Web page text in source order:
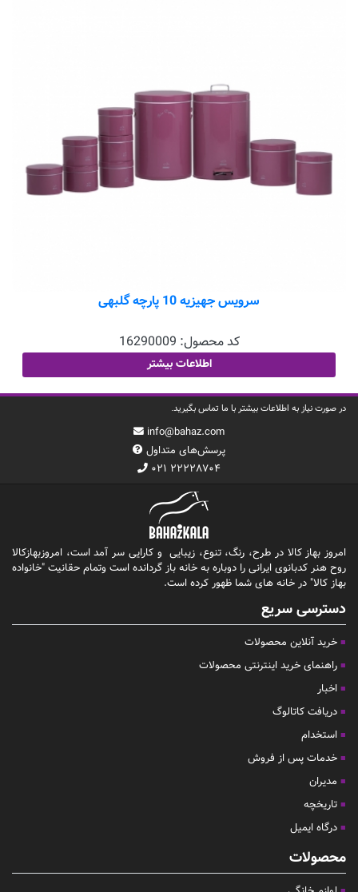
سرویس جهیزیه 10 پارچه گلبهی
کد محصول: 16290009
اطلاعات بیشتر
در صورت نیاز به اطلاعات بیشتر با ما تماس بگیرید.
info@bahaz.com
پرسش‌های متداول
۰۲۱ ۲۲۲۲۸۷۰۴
امروز بهاز کالا در طرح، رنگ، تنوع، زیبایی و کارایی سر آمد است، امروزبهازکالا
روح هنر کدبانوی ایرانی را دوباره به خانه باز گردانده است وتمام حقانیت "خانواده
بهاز کالا" در خانه های شما ظهور کرده است.
دسترسی سریع
خرید آنلاین محصولات
راهنمای خرید اینترنتی محصولات
اخبار
دریافت کاتالوگ
استخدام
خدمات پس از فروش
مدیران
تاریخچه
درگاه ایمیل
محصولات